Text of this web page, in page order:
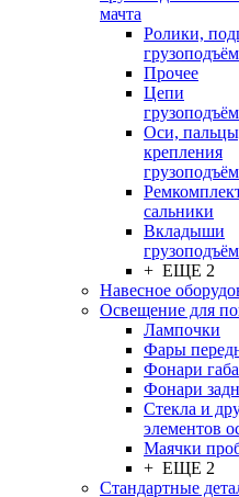
мачта
Ролики,
Прочее
Цепи
Оси,
крепления
сальники
Вкладыши
+ ЕЩЕ 2
Навесное
Освещение для
Лампочки
Фары
Фонари
Фонари
Стекла и
элементов
Маячки
+ ЕЩЕ 2
Стандартные